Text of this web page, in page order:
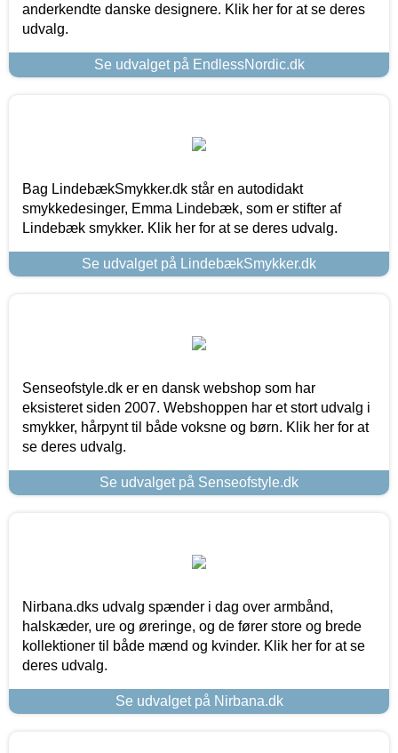
anderkendte danske designere. Klik her for at se deres
udvalg.
Se udvalget på EndlessNordic.dk
Bag LindebækSmykker.dk står en autodidakt
smykkedesinger, Emma Lindebæk, som er stifter af
Lindebæk smykker. Klik her for at se deres udvalg.
Se udvalget på LindebækSmykker.dk
Senseofstyle.dk er en dansk webshop som har
eksisteret siden 2007. Webshoppen har et stort udvalg i
smykker, hårpynt til både voksne og børn. Klik her for at
se deres udvalg.
Se udvalget på Senseofstyle.dk
Nirbana.dks udvalg spænder i dag over armbånd,
halskæder, ure og øreringe, og de fører store og brede
kollektioner til både mænd og kvinder. Klik her for at se
deres udvalg.
Se udvalget på Nirbana.dk